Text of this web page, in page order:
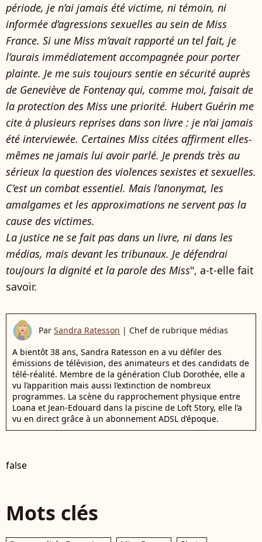
période, je n’ai jamais été victime, ni témoin, ni
informée d’agressions sexuelles au sein de Miss
France. Si une Miss m’avait rapporté un tel fait, je
l’aurais immédiatement accompagnée pour porter
plainte. Je me suis toujours sentie en sécurité auprès
de Geneviève de Fontenay qui, comme moi, faisait de
la protection des Miss une priorité. Hubert Guérin me
cite à plusieurs reprises dans son livre : je n’ai jamais
été interviewée. Certaines Miss citées affirment elles-
mêmes ne jamais lui avoir parlé. Je prends très au
sérieux la question des violences sexistes et sexuelles.
C’est un combat essentiel. Mais l’anonymat, les
amalgames et les approximations ne servent pas la
cause des victimes.
La justice ne se fait pas dans un livre, ni dans les
médias, mais devant les tribunaux. Je défendrai
toujours la dignité et la parole des Miss", a-t-elle fait
savoir.
Par Sandra Ratesson | Chef de rubrique médias
A bientôt 38 ans, Sandra Ratesson en a vu défiler des
émissions de télévision, des animateurs et des candidats de
télé-réalité. Membre de la génération Club Dorothée, elle a
vu l’apparition mais aussi l’extinction de nombreux
programmes. La scène du rapprochement physique entre
Loana et Jean-Edouard dans la piscine de Loft Story, elle l’a
vu en direct grâce à un abonnement ADSL d’époque.
false
Mots clés